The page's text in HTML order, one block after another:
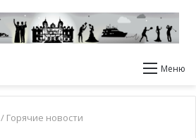
Меню
/ Горячие новости